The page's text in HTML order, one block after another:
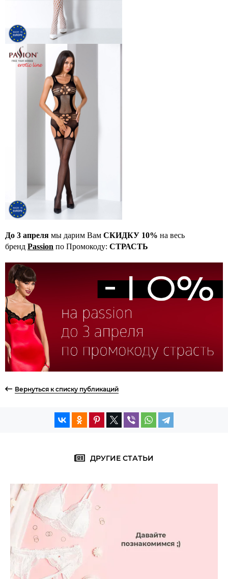
До 3 апреля мы дарим Вам СКИДКУ 10% на весь
бренд Passion по Промокоду: СТРАСТЬ
Вернуться к списку публикаций
ДРУГИЕ СТАТЬИ